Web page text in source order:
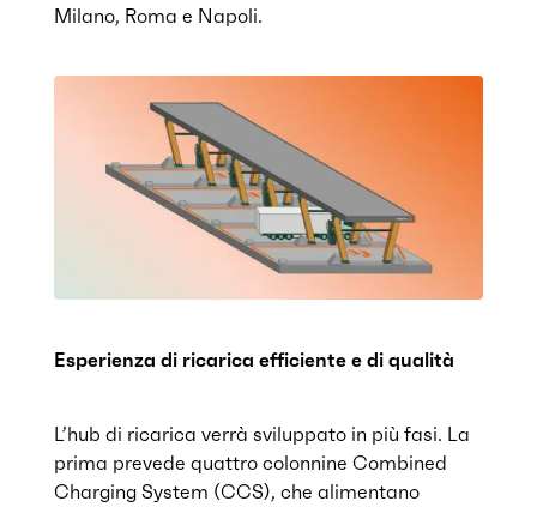
Milano, Roma e Napoli.
Esperienza di ricarica efficiente e di qualità
L’hub di ricarica verrà sviluppato in più fasi. La
prima prevede quattro colonnine Combined
Charging System (CCS), che alimentano